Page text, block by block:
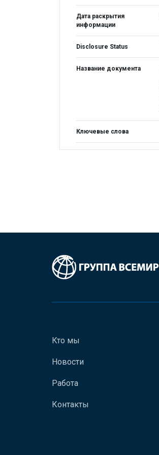
Дата раскрытия
информации
Disclosure Status
Название документа
Ключевые слова
Кто мы
Новости
Работа
Контакты